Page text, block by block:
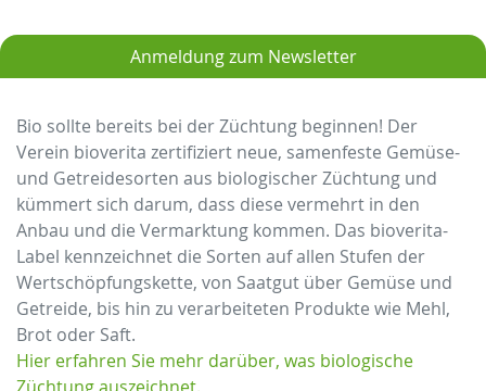
Anmeldung zum Newsletter
Bio sollte bereits bei der Züchtung beginnen! Der
Verein bioverita zertifiziert neue, samenfeste Gemüse-
und Getreidesorten aus biologischer Züchtung und
kümmert sich darum, dass diese vermehrt in den
Anbau und die Vermarktung kommen. Das bioverita-
Label kennzeichnet die Sorten auf allen Stufen der
Wertschöpfungskette, von Saatgut über Gemüse und
Getreide, bis hin zu verarbeiteten Produkte wie Mehl,
Brot oder Saft.
Hier erfahren Sie mehr darüber, was biologische